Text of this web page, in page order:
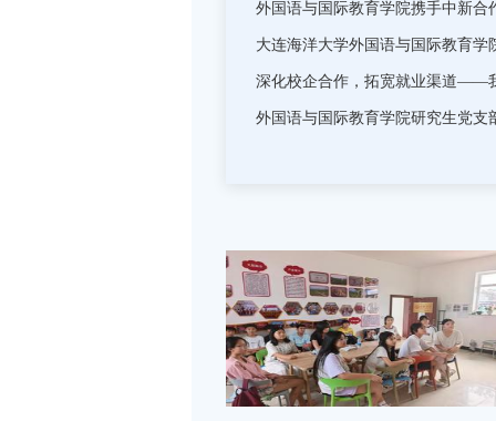
外国语与国际教育
外国语与国际教育
外国语与国际教育